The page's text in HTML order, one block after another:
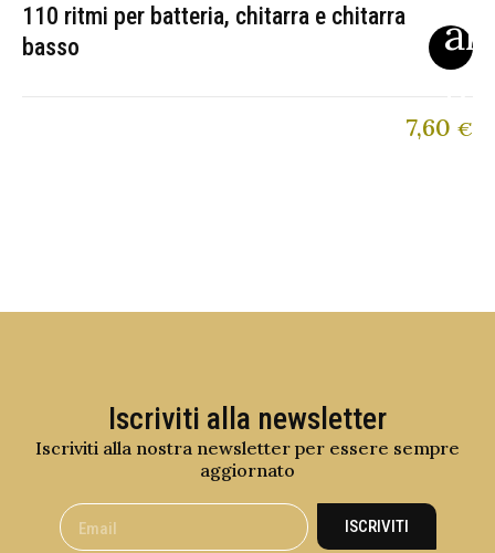
110 ritmi per batteria, chitarra e chitarra
basso
7,60 €
Iscriviti alla newsletter
Iscriviti alla nostra newsletter per essere sempre
aggiornato
ISCRIVITI